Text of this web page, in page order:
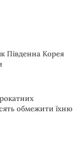
Південна Корея
обмежити їхню